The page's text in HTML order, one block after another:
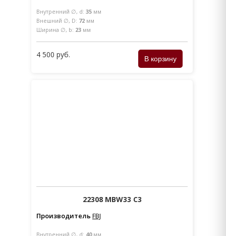
Внутренний ∅, d: 35 мм
Внешний ∅, D: 72 мм
Ширина ∅, b: 23 мм
4 500 руб.
22308 MBW33 C3
Производитель FBJ
Внутренний ∅, d: 40мм